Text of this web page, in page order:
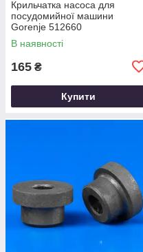
Крильчатка насоса для
посудомийної машини
Gorenje 512660
В наявності
165 ₴
Купити